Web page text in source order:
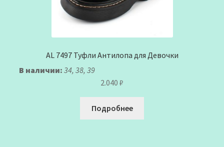
AL 7497 Туфли Антилопа для Девочки
В наличии: 34, 38, 39
2.040 ₽
Подробнее